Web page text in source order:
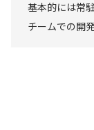
基本的には常
チームでの開